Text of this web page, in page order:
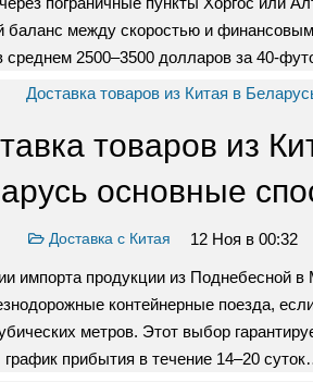
баланс между скоростью и
2500–3500 долларов за 40-
товаров из
основные
Доставка с Китая 12 Ноя в 00:32
импорта продукции из Поднебесной
контейнерные поезда,
метров. Этот выбор
график прибытия в течение 14–20